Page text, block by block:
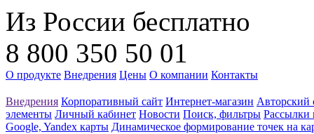
Из России бесплатно
8 800 350 50 01
О продукте Внедрения Цены О компании Контакты
Внедрения Корпоративный сайт Интернет-магазин Авторский
элементы Личный кабинет Новости Поиск, фильтры Рассылки
Google, Yandex карты Динамическое формирование точек на